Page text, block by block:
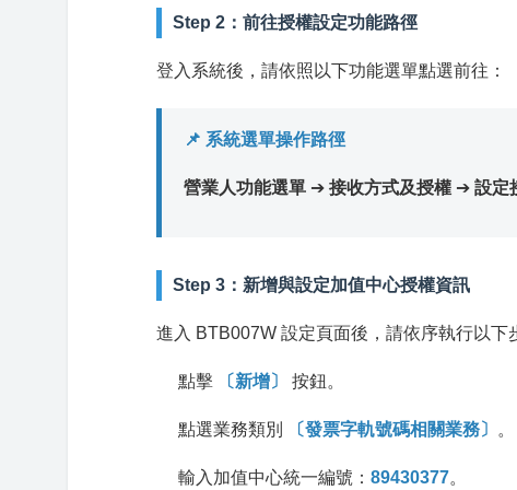
Step 2：前往授權設定功能路徑
登入系統後，請依照以下功能選單點選前往：
📌 系統選單操作路徑
營業人功能選單 ➔接收方式及授權 ➔設定
Step 3：新增與設定加值中心授權資訊
進入 BTB007W 設定頁面後，請依序執行以下
點擊 〔新增〕 按鈕。
點選業務類別 〔發票字軌號碼相關業務〕 。
輸入加值中心統一編號：89430377。